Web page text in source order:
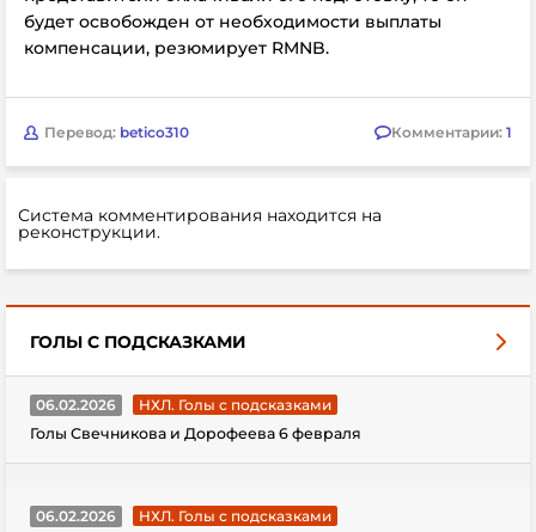
будет освобожден от необходимости выплаты
компенсации, резюмирует RMNB.
Перевод: betico310 Комментарии: 1
Система комментирования находится на
реконструкции.
ГОЛЫ С ПОДСКАЗКАМИ
06.02.2026
НХЛ. Голы с подсказками
Голы Свечникова и Дорофеева 6 февраля
06.02.2026
НХЛ. Голы с подсказками